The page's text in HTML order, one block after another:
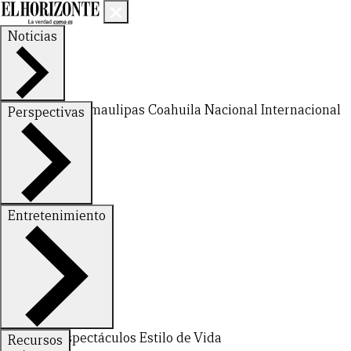
Noticias
Nuevo LeónTamaulipas Coahuila NacionalInternacional
Perspectivas
FinanzasOpinión
Entretenimiento
DeportesEspectáculos Estilo de Vida
Recursos